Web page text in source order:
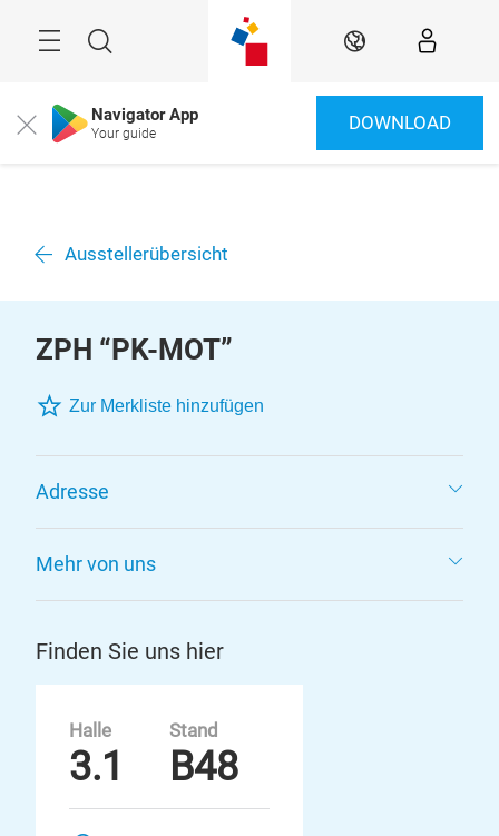
Suche DE
Close Navigator App
Your guide DOWNLOAD
Ausstellerübersicht
ZPH “PK-MOT”
Zur Merkliste hinzufügen
Adresse
Mehr von uns
Finden Sie uns hier
Halle
3.1
Stand
B48